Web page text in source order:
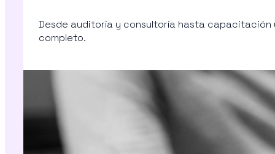
Desde auditoría y consultoría hasta capacitación
completo.